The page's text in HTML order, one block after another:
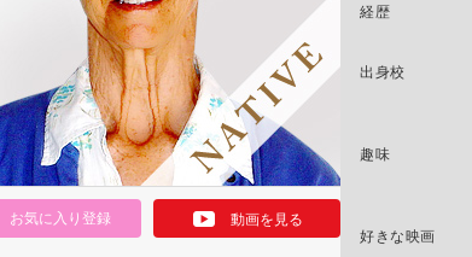
お気に入り登録 動画を見る
経歴
出身校
趣味
好きな映画